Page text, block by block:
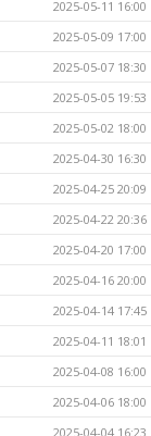
2025-05-11 16:00
2025-05-09 17:00
2025-05-07 18:30
2025-05-05 19:53
2025-05-02 18:00
2025-04-30 16:30
2025-04-25 20:09
2025-04-22 20:36
2025-04-20 17:00
2025-04-16 20:00
2025-04-14 17:45
2025-04-11 18:01
2025-04-08 16:00
2025-04-06 18:00
2025-04-04 16:23